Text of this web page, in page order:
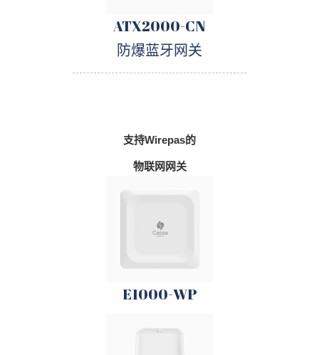
ATX2000-CN
防爆蓝牙网关
支持Wirepas的
物联网网关
E1000-WP